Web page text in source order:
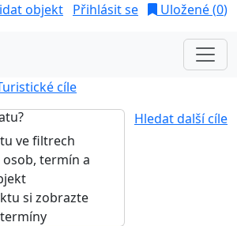
objekt Přihlásit se Uložené (0)
cíle
Hledat další cíle
ve filtrech
termín a
si zobrazte